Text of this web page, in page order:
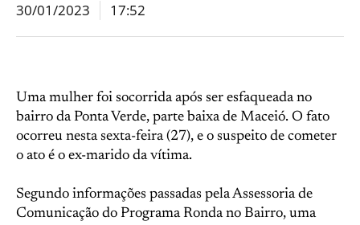
30/01/2023
17:52
Uma mulher foi socorrida após ser esfaqueada no
bairro da Ponta Verde, parte baixa de Maceió. O fato
ocorreu nesta sexta-feira (27), e o suspeito de cometer
o ato é o ex-marido da vítima.
Segundo informações passadas pela Assessoria de
Comunicação do Programa Ronda no Bairro, uma